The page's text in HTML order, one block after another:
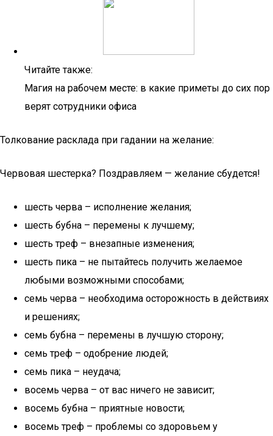
Читайте также:
Магия на рабочем месте: в какие приметы до сих пор
верят сотрудники офиса
Толкование расклада при гадании на желание:
Червовая шестерка? Поздравляем — желание сбудется!
шесть черва – исполнение желания;
шесть бубна – перемены к лучшему;
шесть треф – внезапные изменения;
шесть пика – не пытайтесь получить желаемое
любыми возможными способами;
семь черва – необходима осторожность в действиях
и решениях;
семь бубна – перемены в лучшую сторону;
семь треф – одобрение людей;
семь пика – неудача;
восемь черва – от вас ничего не зависит;
восемь бубна – приятные новости;
восемь треф – проблемы со здоровьем у